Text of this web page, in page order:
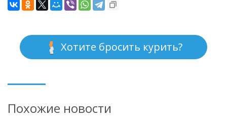
Хотите бросить курить?
Похожие новости